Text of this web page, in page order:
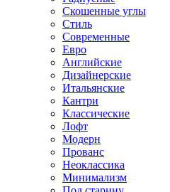
Скошенные углы
Стиль
Современные
Евро
Английские
Дизайнерские
Итальянские
Кантри
Классические
Лофт
Модерн
Прованс
Неоклассика
Минимализм